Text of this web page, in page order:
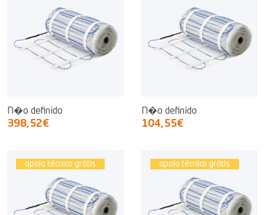
N�o definido
398,52€
N�o definido
104,55€
apoio técnico grátis apoio técnico grátis